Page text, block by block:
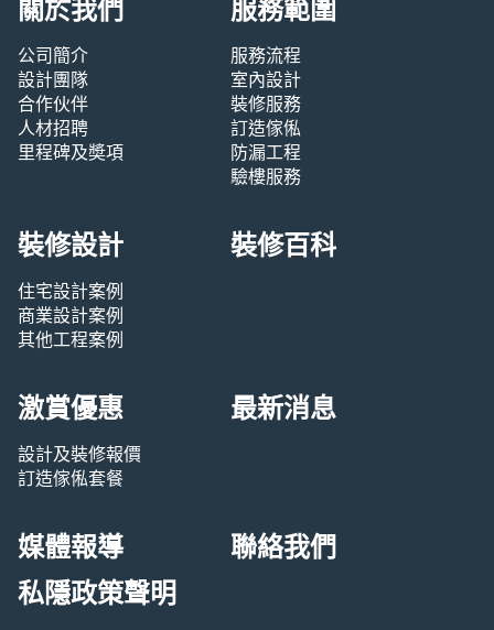
關於我們
公司簡介
設計團隊
合作伙伴
人材招聘
里程碑及奬項
服務範圍
服務流程
室內設計
裝修服務
訂造傢俬
防漏工程
驗樓服務
裝修設計
住宅設計案例
商業設計案例
其他工程案例
裝修百科
激賞優惠
設計及裝修報價
訂造傢俬套餐
最新消息
媒體報導
聯絡我們
私隱政策聲明